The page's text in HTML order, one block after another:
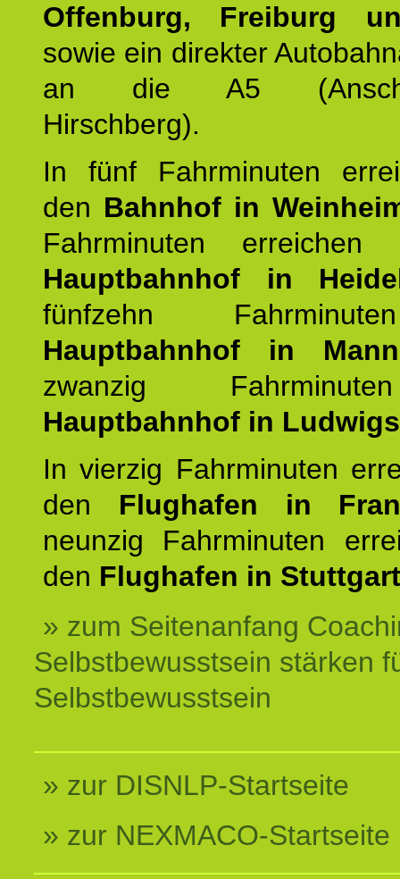
Offenburg, Freiburg
sowie ein direkter
an die A5
Hirschberg).
In fünf Fahrminuten
den Bahnhof in
Fahrminuten
Hauptbahnhof in
fünfzehn
Hauptbahnhof in
zwanzig
Hauptbahnhof in
In vierzig Fahrminuten
den Flughafen in
neunzig Fahrminuten
den Flughafen in
» zum Seitenanfang
Selbstbewusstsein stärken
Selbstbewusstsein
» zur DISNLP-Startseite
» zur NEXMACO-Startseite